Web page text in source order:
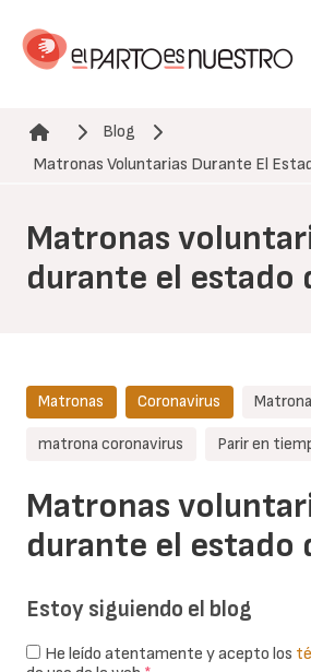
contenido
Ruta de navegación
Blog
Matronas Voluntarias Durante El
Matronas
durante el estado
Matronas
durante el estado
Matronas Coronavirus
matrona coronavirus Parir en
Estoy siguiendo el blog
He leído atentamente y acepto los